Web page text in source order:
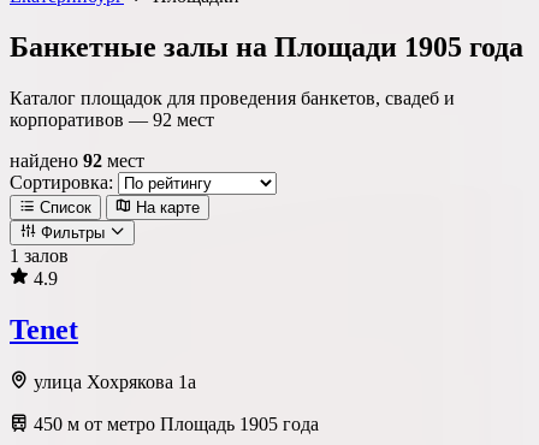
Банкетные залы на Площади 1905 года
Каталог площадок для проведения банкетов, свадеб и
корпоративов — 92 мест
найдено 92 мест
Сортировка:
Список
На карте
Фильтры
Локация
Метро
1 залов
4.9
Tenet
улица Хохрякова 1а
450 м от метро Площадь 1905 года